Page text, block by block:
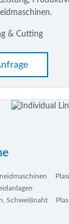
& Cutting
Schweißnaht